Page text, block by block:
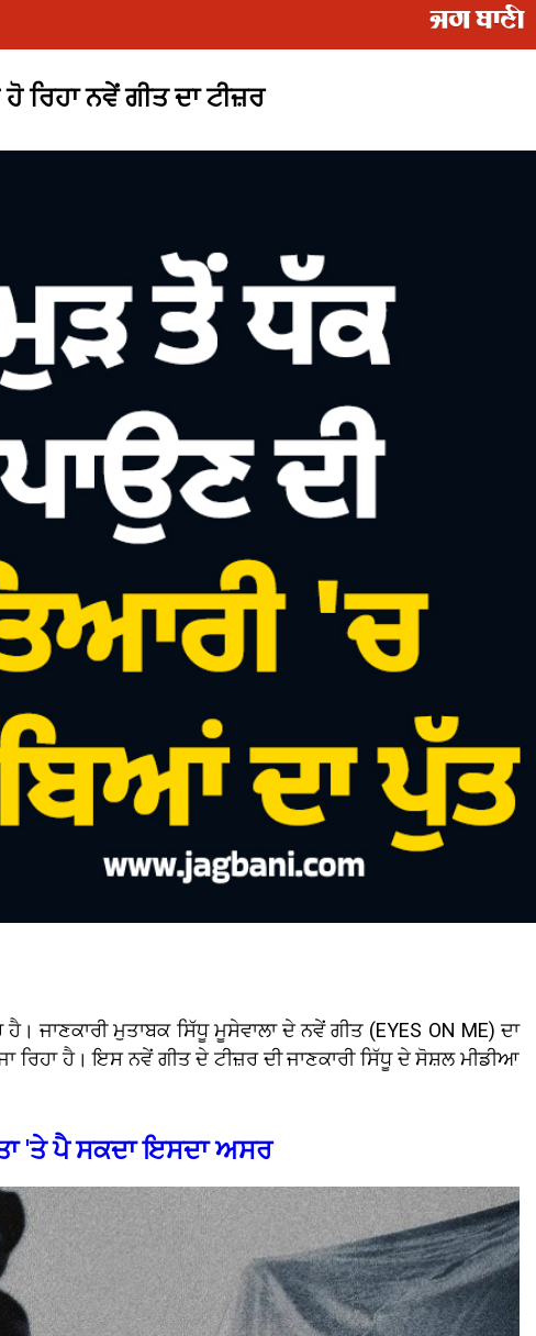
ਰਿਹਾ ਨਵੇਂ ਗੀਤ ਦਾ ਟੀਜ਼ਰ
ਜਾਣਕਾਰੀ ਮੁਤਾਬਕ ਸਿੱਧੂ ਮੂਸੇਵਾਲਾ ਦੇ ਨਵੇਂ ਗੀਤ (EYES ON ME) ਦਾ
ਰਿਹਾ ਹੈ। ਇਸ ਨਵੇਂ ਗੀਤ ਦੇ ਟੀਜ਼ਰ ਦੀ ਜਾਣਕਾਰੀ ਸਿੱਧੂ ਦੇ ਸੋਸ਼ਲ ਮੀਡੀਆ
'ਤੇ ਪੈ ਸਕਦਾ ਇਸਦਾ ਅਸਰ